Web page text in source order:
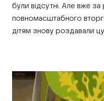
були відсутні. Але вже за
повномасштабного
дітям знову роздавали